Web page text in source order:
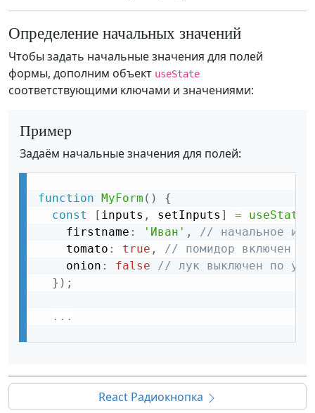
Определение начальных значений
Чтобы задать начальные значения для полей
формы, дополним объект useState
соответствующими ключами и значениями:
Пример
Задаём начальные значения для полей:
function MyForm ( )
{
const
[ inputs , setInputs ] = useState
    firstname
: 'Иван' ,
// начальное имя
    tomato
: true ,
// помидор включен по
    onion
: false
// лук выключен по
} ) ;
...
React Радиокнопка